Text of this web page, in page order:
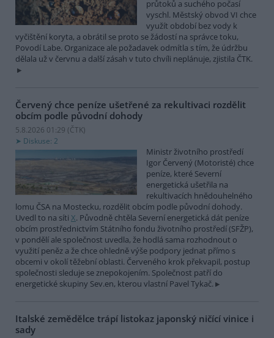
průtoků a suchého počasí
vyschl. Městský obvod VI chce
využít období bez vody k
vyčištění koryta, a obrátil se proto se žádostí na správce toku,
Povodí Labe. Organizace ale požadavek odmítla s tím, že údržbu
dělala už v červnu a další zásah v tuto chvíli neplánuje, zjistila ČTK.
Červený chce peníze ušetřené za rekultivaci rozdělit
obcím podle původní dohody
5.8.2026 01:29 (ČTK)
Diskuse: 2
Ministr životního prostředí
Igor Červený (Motoristé) chce
peníze, které Severní
energetická ušetřila na
rekultivacích hnědouhelného
lomu ČSA na Mostecku, rozdělit obcím podle původní dohody.
Uvedl to na síti X. Původně chtěla Severní energetická dát peníze
obcím prostřednictvím Státního fondu životního prostředí (SFŽP),
v pondělí ale společnost uvedla, že hodlá sama rozhodnout o
využití peněz a že chce ohledně výše podpory jednat přímo s
obcemi v okolí těžební oblasti. Červeného krok překvapil, postup
společnosti sleduje se znepokojením. Společnost patří do
energetické skupiny Sev.en, kterou vlastní Pavel Tykač.
Italské zemědělce trápí listokaz japonský ničící vinice i
sady